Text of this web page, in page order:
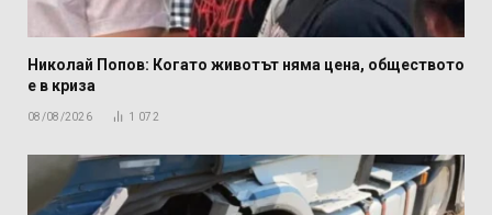
Николай Попов: Когато животът няма цена, обществото
е в криза
08/08/2026 1 072